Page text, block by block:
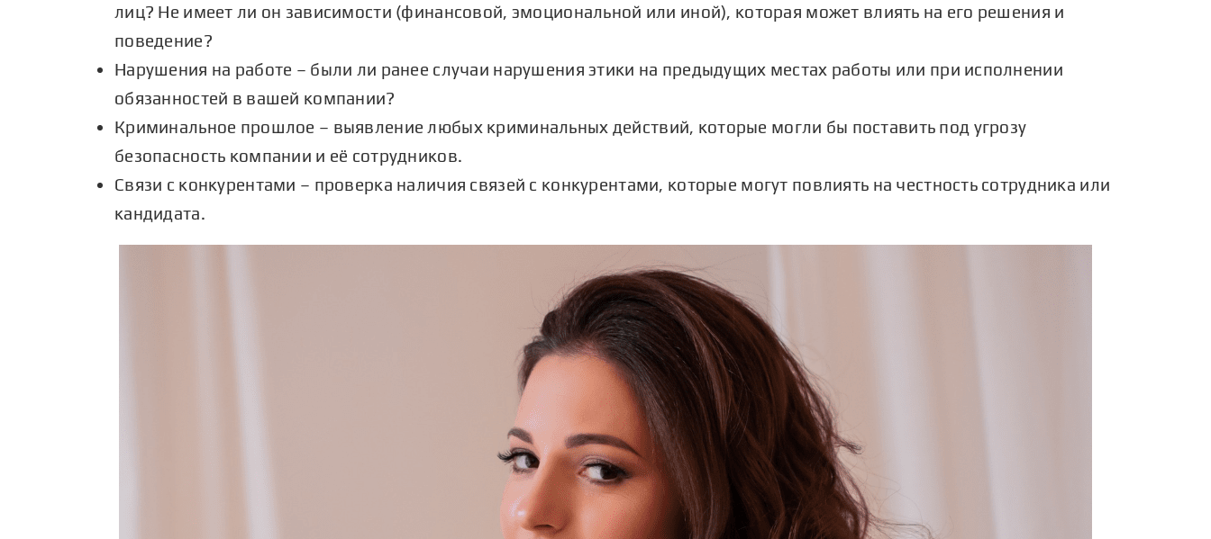
лиц? Не имеет ли он зависимости (финансовой, эмоциональной или иной), которая может влиять на его решения и
поведение?
Нарушения на работе – были ли ранее случаи нарушения этики на предыдущих местах работы или при исполнении
обязанностей в вашей компании?
Криминальное прошлое – выявление любых криминальных действий, которые могли бы поставить под угрозу
безопасность компании и её сотрудников.
Связи с конкурентами – проверка наличия связей с конкурентами, которые могут повлиять на честность сотрудника или
кандидата.